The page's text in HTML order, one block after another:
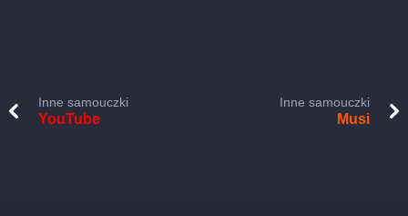
Inne samouczki
YouTube
Inne samouczki
Musi